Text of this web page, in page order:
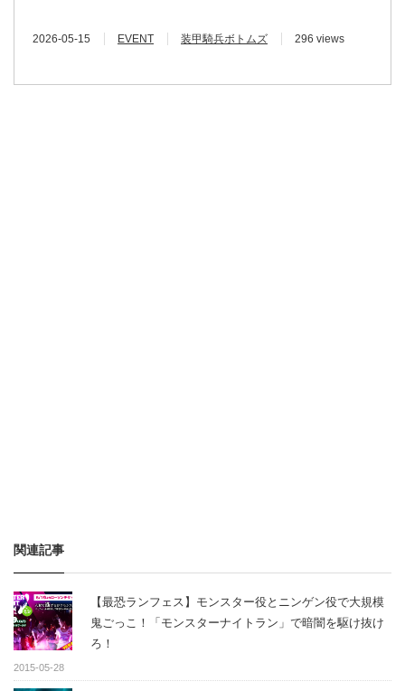
2026-05-15 EVENT 装甲騎兵ボトムズ 296 views
関連記事
【最恐ランフェス】モンスター役とニンゲン役で大規模
鬼ごっこ！「モンスターナイトラン」で暗闇を駆け抜け
ろ！
2015-05-28